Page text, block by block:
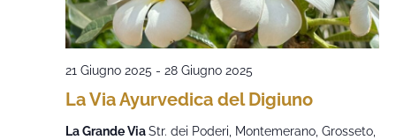
La Via Ayurvedica del Digiuno
21 Giugno 2025 - 28 Giugno 2025
La Grande ViaStr. dei Poderi, Montemerano, Grosseto,